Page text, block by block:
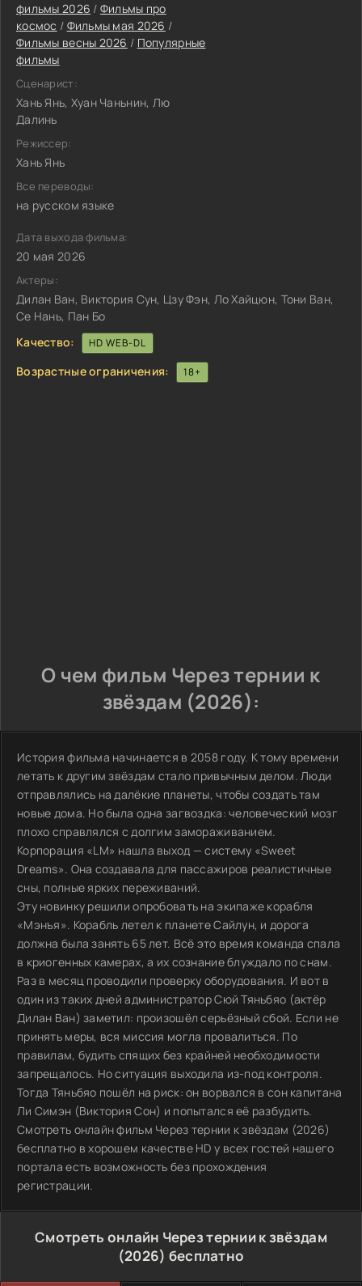
фильмы 2026 / Фильмы про
космос / Фильмы мая 2026 /
Фильмы весны 2026 / Популярные
фильмы
Сценарист:
Хань Янь, Хуан Чаньнин, Лю
Далинь
Режиссер:
Хань Янь
Все переводы:
на русском языке
Дата выхода фильма:
20 мая 2026
Актеры:
Дилан Ван, Виктория Сун, Цзу Фэн, Ло Хайцюн, Тони Ван,
Се Нань, Пан Бо
Качество:
HD WEB-DL
Возрастные ограничения: 18+
О чем фильм Через тернии к
звёздам (2026):
История фильма начинается в 2058 году. К тому времени
летать к другим звёздам стало привычным делом. Люди
отправлялись на далёкие планеты, чтобы создать там
новые дома. Но была одна загвоздка: человеческий мозг
плохо справлялся с долгим замораживанием.
Корпорация «LM» нашла выход — систему «Sweet
Dreams». Она создавала для пассажиров реалистичные
сны, полные ярких переживаний.
Эту новинку решили опробовать на экипаже корабля
«Мэнъя». Корабль летел к планете Сайлун, и дорога
должна была занять 65 лет. Всё это время команда спала
в криогенных камерах, а их сознание блуждало по снам.
Раз в месяц проводили проверку оборудования. И вот в
один из таких дней администратор Сюй Тяньбяо (актёр
Дилан Ван) заметил: произошёл серьёзный сбой. Если не
принять меры, вся миссия могла провалиться. По
правилам, будить спящих без крайней необходимости
запрещалось. Но ситуация выходила из-под контроля.
Тогда Тяньбяо пошёл на риск: он ворвался в сон капитана
Ли Симэн (Виктория Сон) и попытался её разбудить.
Смотреть онлайн фильм Через тернии к звёздам (2026)
бесплатно в хорошем качестве HD у всех гостей нашего
портала есть возможность без прохождения
регистрации.
Смотреть онлайн Через тернии к звёздам
(2026) бесплатно